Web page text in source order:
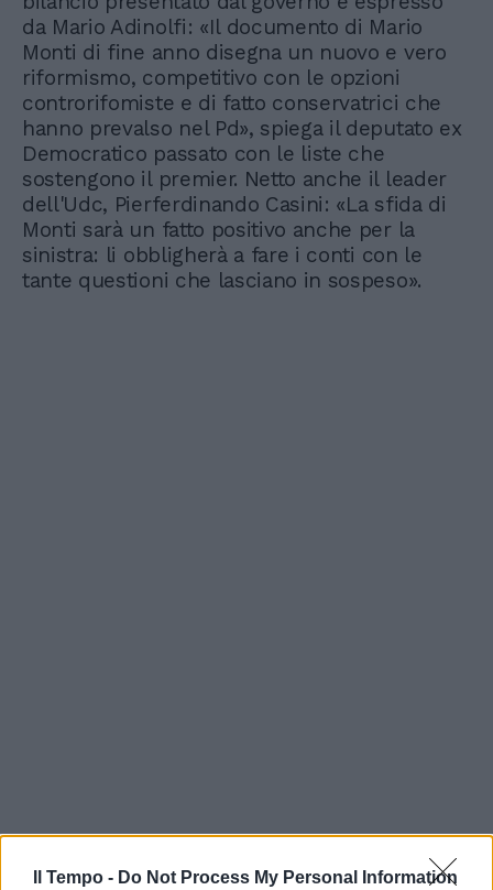
Il Tempo - Do Not Process My Personal Information
da Mario Adinolfi: «Il documento di Mario
Monti di fine anno disegna un nuovo e vero
riformismo, competitivo con le opzioni
controrifomiste e di fatto conservatrici che
hanno prevalso nel Pd», spiega il deputato ex
Democratico passato con le liste che
sostengono il premier. Netto anche il leader
dell'Udc, Pierferdinando Casini: «La sfida di
Monti sarà un fatto positivo anche per la
sinistra: li obbligherà a fare i conti con le
tante questioni che lasciano in sospeso».